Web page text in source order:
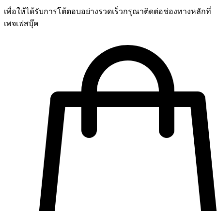
เพื่อให้ได้รับการโต้ตอบอย่างรวดเร็วกรุณาติดต่อช่องทางหลักที่
เพจเฟสบุ๊ค